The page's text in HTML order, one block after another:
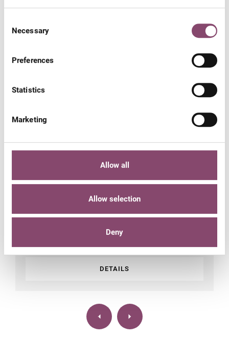
Selection
Necessary
Preferences
Statistics
Marketing
Allow all
Allow selection
Deny
VON GEMÜTLICH BIS ADRENALINGELADEN
E-Bike & Rad
Urlaub auf zwei Rädern: Touren mit dem Drahtesel oder
DETAILS